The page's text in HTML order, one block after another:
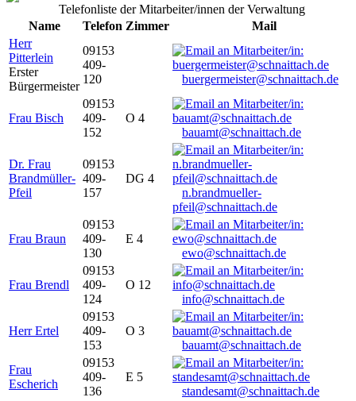
Telefonliste der Mitarbeiter/innen der Verwaltung
Name
Telefon Zimmer
Mail
Herr
Pitterlein
Erster
Bürgermeister
09153
409-
120
buergermeister@schnaittach.de
Frau Bisch
09153
409-
152
O 4
bauamt@schnaittach.de
Dr. Frau
Brandmüller-
Pfeil
09153
409-
157
DG 4
n.brandmueller-
pfeil@schnaittach.de
Frau Braun
09153
409-
130
E 4
ewo@schnaittach.de
Frau Brendl
09153
409-
124
O 12
info@schnaittach.de
Herr Ertel
09153
409-
153
O 3
bauamt@schnaittach.de
Frau
Escherich
09153
409-
136
E 5
standesamt@schnaittach.de